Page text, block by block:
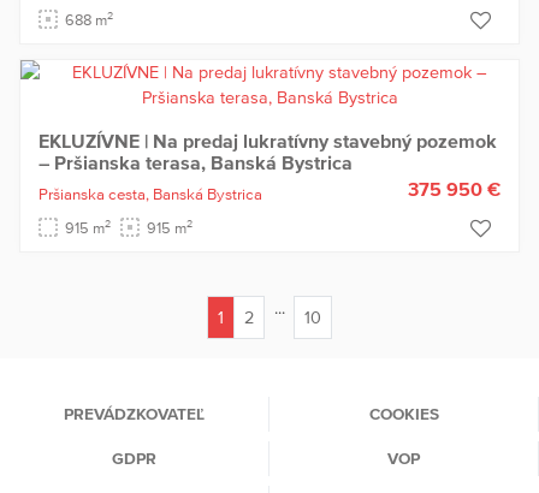
688 m2
EKLUZÍVNE | Na predaj lukratívny stavebný pozemok
– Pršianska terasa, Banská Bystrica
Pršianska cesta, Banská Bystrica
915 m2 915 m2
375 950 €
1
2 ... 10
PREVÁDZKOVATEĽ COOKIES
GDPR VOP